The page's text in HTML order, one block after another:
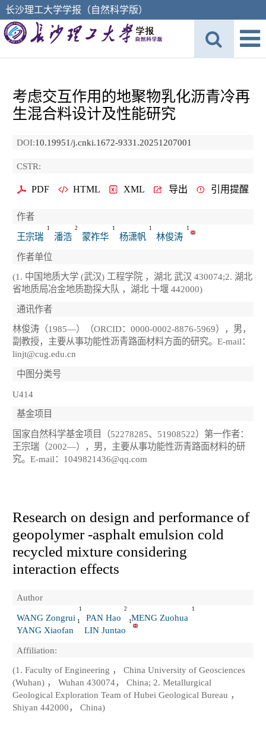
长沙理工大学学报（自然科学版）
考虑交互作用的地聚物乳化沥青冷再
生混合料设计及性能研究
DOI:10.19951/j.cnki.1672-9331.20251207001
CSTR:
PDF HTML XML 导出 引用提醒
作者
王宗瑞
1
潘浩
2
蒙祚华
1
杨潇帆
1
林俊涛
1
作者单位
(1. 中国地质大学 (武汉) 工程学院 ，湖北 武汉 430074;2. 湖北
省地质局冶金地质勘探大队 ，湖北 十堰 442000)
通讯作者
林俊涛（1985—）（ORCID：0000-0002-8876-5969），男，
副教授，主要从事功能性沥青路面材料方面的研究。E-mail：
linjt@cug.edu.cn
中图分类号
U414
基金项目
国家自然科学基金项目（52278285、51908522）第一作者：
王宗瑞（2002—），男，主要从事功能性沥青路面材料的研
究。E-mail：1049821436@qq.com
Research on design and performance of
geopolymer -asphalt emulsion cold
recycled mixture considering
interaction effects
Author
WANG Zongrui
1
PAN Hao
2
MENG Zuohua
1
YANG Xiaofan
1
LIN Juntao
1
Affiliation:
(1. Faculty of Engineering ， China University of Geosciences
(Wuhan) ， Wuhan 430074， China; 2. Metallurgical
Geological Exploration Team of Hubei Geological Bureau ，
Shiyan 442000， China)